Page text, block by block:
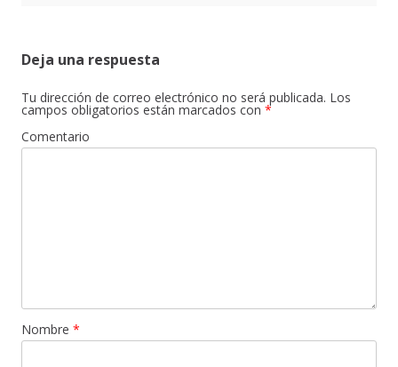
Deja una respuesta
Tu dirección de correo electrónico no será publicada. Los
campos obligatorios están marcados con *
Comentario
Nombre *